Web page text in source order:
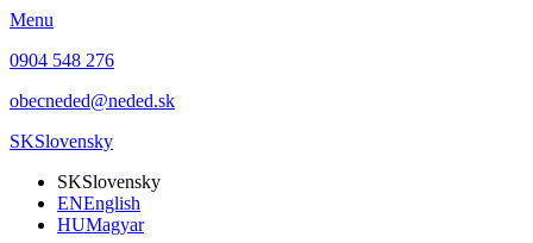
Menu
0904 548 276
obecneded@neded.sk
SKSlovensky
SKSlovensky
ENEnglish
HUMagyar